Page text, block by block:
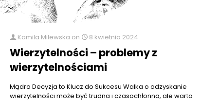
Kamila Milewska on 8 kwietnia 2024
Wierzytelności – problemy z
wierzytelnościami
Mądra Decyzja to Klucz do Sukcesu Walka o odzyskanie
wierzytelności może być trudna i czasochłonna, ale warto